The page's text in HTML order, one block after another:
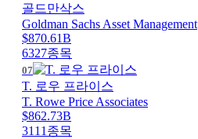
골드만삭스
Goldman Sachs Asset Management
$870.61B
6327종목
07
T. 로우 프라이스
T. Rowe Price Associates
$862.73B
3111 종목